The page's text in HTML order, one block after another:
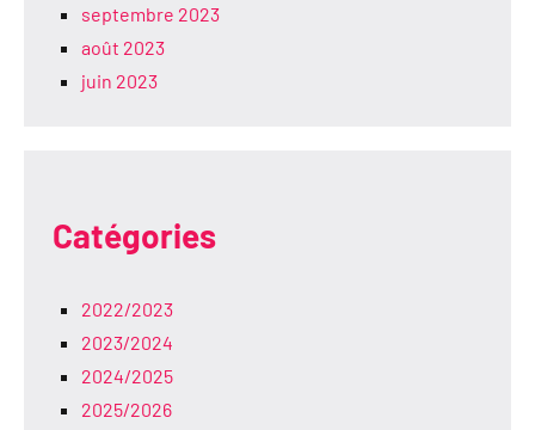
septembre 2023
août 2023
juin 2023
Catégories
2022/2023
2023/2024
2024/2025
2025/2026